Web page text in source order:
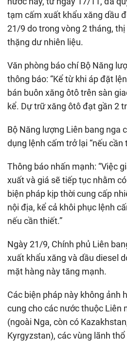
tạm cấm xuất khẩu xăng dầu
21/9 do trong vòng 2 tháng,
thặng dư nhiên liệu.
Văn phòng báo chí Bộ Năng
thông báo: “Kể từ khi áp đặt
bán buôn xăng ôtô trên sàn
kể. Dự trữ xăng ôtô đạt gần 2
Bộ Năng lượng Liên bang nga
dụng lệnh cấm trở lại “nếu cần
Thông báo nhấn mạnh: “Việc
xuất và giá sẽ tiếp tục nhằm
biện pháp kịp thời cung cấp
nội địa, kể cả khôi phục lệnh
nếu cần thiết.”
Ngày 21/9, Chính phủ Liên
xuất khẩu xăng và dầu diesel
mặt hàng này tăng mạnh.
Các biện pháp này không ảnh
cung cho các nước thuộc Liên
(ngoài Nga, còn có
Kyrgyzstan), các vùng lãnh